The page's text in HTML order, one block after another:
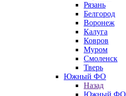
Рязань
Белгород
Воронеж
Калуга
Ковров
Муром
Смоленск
Тверь
Южный ФО
Назад
Южный ФО